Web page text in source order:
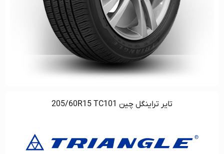
تایر تراینگل چین 205/60R15 TC101